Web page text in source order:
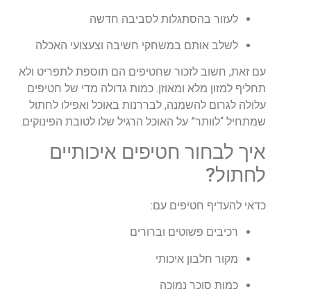
לעזור בהסתגלות לסביבה חדשה
לשלב אותם במשחקי חשיבה וצעצועי האכלה
עם זאת, חשוב לזכור שחטיפים הם תוספת לתפריט ולא
תחליף למזון מלא ומאוזן. כמות גדולה מדי של חטיפים
עלולה לגרום להשמנה, לבררנות באוכל ואפילו לחתול
שמתחיל “לוותר” על האוכל הרגיל שלו לטובת הפינוקים.
איך לבחור חטיפים איכותיים
לחתול?
כדאי להעדיף חטיפים עם:
רכיבים פשוטים וברורים
מקור חלבון איכותי
כמות סוכר נמוכה